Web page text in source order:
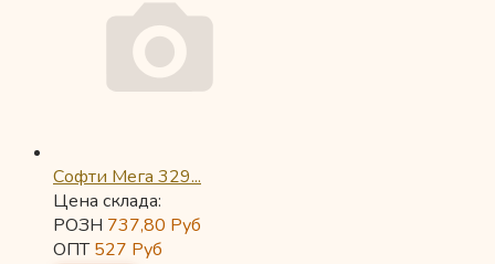
Софти Мега 329...
Цена склада:
РОЗН 737,80 Руб
ОПТ527 Руб